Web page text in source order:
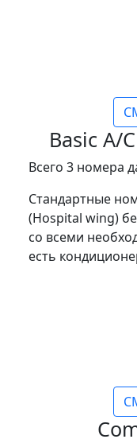
Basic A/
Всего 3 номера
Стандартные
(Hospital wing)
со всеми
есть